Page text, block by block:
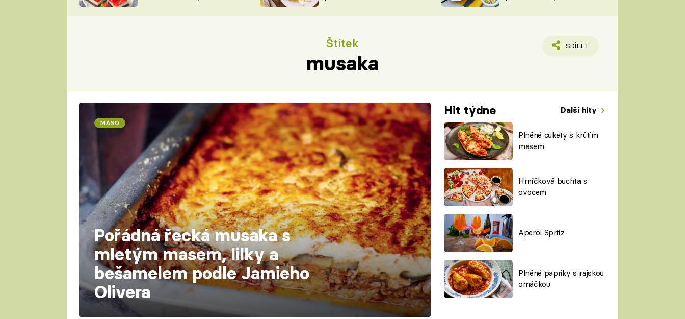
NA NÁKUPECH
ŠÉFREDAKTORKY
Štítek
musaka
SDÍLET
Hit týdne Další hity
Plněné cukety s krůtím
masem
Hrníčková buchta s
ovocem
Aperol Spritz
Plněné papriky s rajskou
omáčkou
MASO
Pořádná řecká musaka s
mletým masem, lilky a
bešamelem podle Jamieho
Olivera